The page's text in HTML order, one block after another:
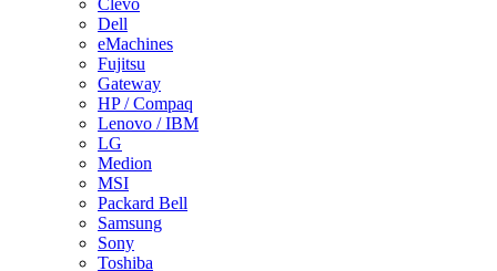
Dell
eMachines
Fujitsu
Gateway
HP / Compaq
Lenovo / IBM
LG
Medion
MSI
Packard Bell
Samsung
Sony
Toshiba